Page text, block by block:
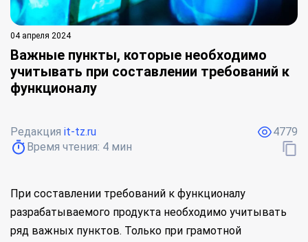
04 апреля 2024
Важные пункты, которые необходимо
учитывать при составлении требований к
функционалу
Редакция it-tz.ru
Время чтения: 4 мин
4779
При составлении требований к функционалу
разрабатываемого продукта необходимо учитывать
ряд важных пунктов. Только при грамотной